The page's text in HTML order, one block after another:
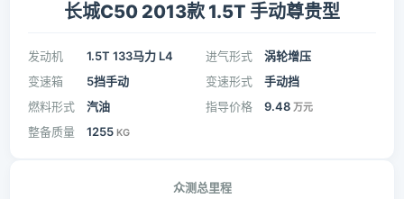
长城C50 2013款 1.5T 手动尊贵型
发动机 1.5T 133马力 L4 进气形式
涡轮增压
变速箱
5挡手动 变速形式
手动挡
燃料形式
汽油 指导价格 9.48 万元
整备质量 1255 KG
众测总里程